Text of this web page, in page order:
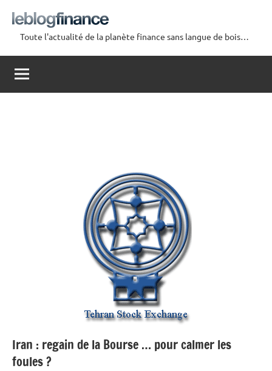
contenu
Le
Blog
Finance
Toute l'actualité de la planète finance sans langue de bois…
Iran : regain de la Bourse … pour calmer les
foules ?